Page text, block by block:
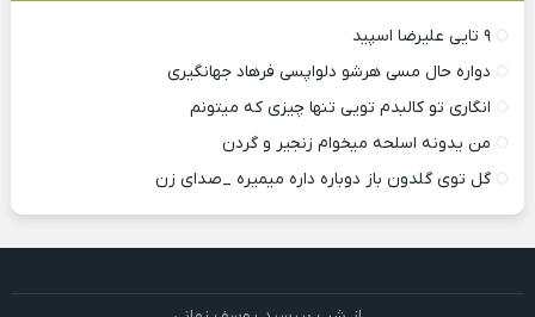
۹ تایی علیرضا اسپید
دواره حال مسی هرشو دلواپسی فرهاد جهانگیری
انگاری تو کالبدم تویی تنها چیزی که میتونم
من یدونه اسلحه میخوام زﻧﺠﻴﺮ و ﮔﺮدن
گل توی گلدون باز دوباره داره میمیره _صدای زن